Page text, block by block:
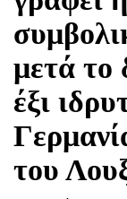
μετά το
έξι
του